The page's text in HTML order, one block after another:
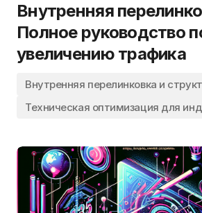
Внутренняя
Полное руководство
увеличению трафика
Внутренняя перелинковка и
Техническая оптимизация для